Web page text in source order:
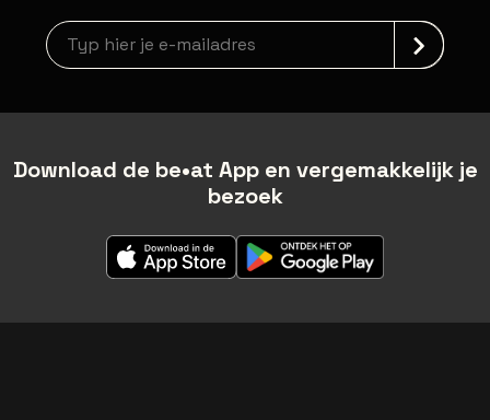
Nieuwsbrief aanmelding
Download de be•at App en vergemakkelijk je
bezoek